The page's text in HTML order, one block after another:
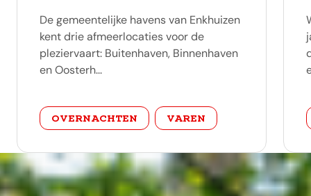
De gemeentelijke havens van Enkhuizen
kent drie afmeerlocaties voor de
pleziervaart: Buitenhaven, Binnenhaven
en Oosterh...
categorie
OVERNACHTEN VAREN